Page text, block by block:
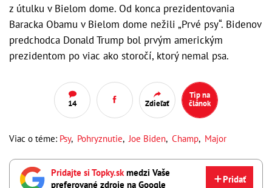
z útulku v Bielom dome. Od konca prezidentovania
Baracka Obamu v Bielom dome nežili „Prvé psy“. Bidenov
predchodca Donald Trump bol prvým americkým
prezidentom po viac ako storočí, ktorý nemal psa.
14 Zdieľať
Tip na
článok
Viac o téme: Psy, Pohryznutie,Joe Biden, Champ, Major
Pridajte si Topky.skmedzi Vaše
preferované zdroje na Google
Pridať